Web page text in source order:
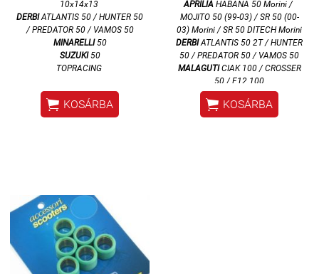
10x14x13
DERBI ATLANTIS 50 / HUNTER 50
/ PREDATOR 50 / VAMOS 50
MINARELLI50
SUZUKI50
TOPRACING
 KOSÁRBA
APRILIA HABANA 50 Morini /
MOJITO 50 (99-03) / SR 50 (00-
03) Morini / SR 50 DITECH Morini
DERBIATLANTIS 50 2T / HUNTER
50 / PREDATOR 50 / VAMOS 50
MALAGUTICIAK 100 / CROSSER
50 / F12 100
SUZUKIADDRESS 50-100 / AP /
GEMA CA11A / HI UP CA1DA /
KATANA AY50 AC-LC / LET'S /
 KOSÁRBA